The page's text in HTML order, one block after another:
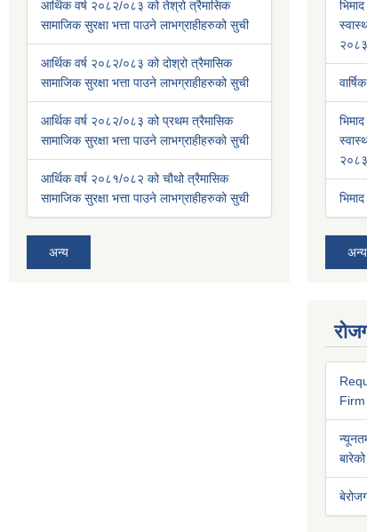
आर्थिक वर्ष २०८२/०८३ को तेश्रो त्रैमासिक
सामाजिक सुरक्षा भत्ता पाउने लाभग्राहीहरुको सुची
आर्थिक वर्ष २०८२/०८३ को दोश्रो त्रैमासिक
सामाजिक सुरक्षा भत्ता पाउने लाभग्राहीहरुको सुची
आर्थिक वर्ष २०८२/०८३ को प्रथम त्रैमासिक
सामाजिक सुरक्षा भत्ता पाउने लाभग्राहीहरुको सुची
आर्थिक वर्ष २०८१/०८२ को चौथो त्रैमासिक
सामाजिक सुरक्षा भत्ता पाउने लाभग्राहीहरुको सुची
अन्य अन्य